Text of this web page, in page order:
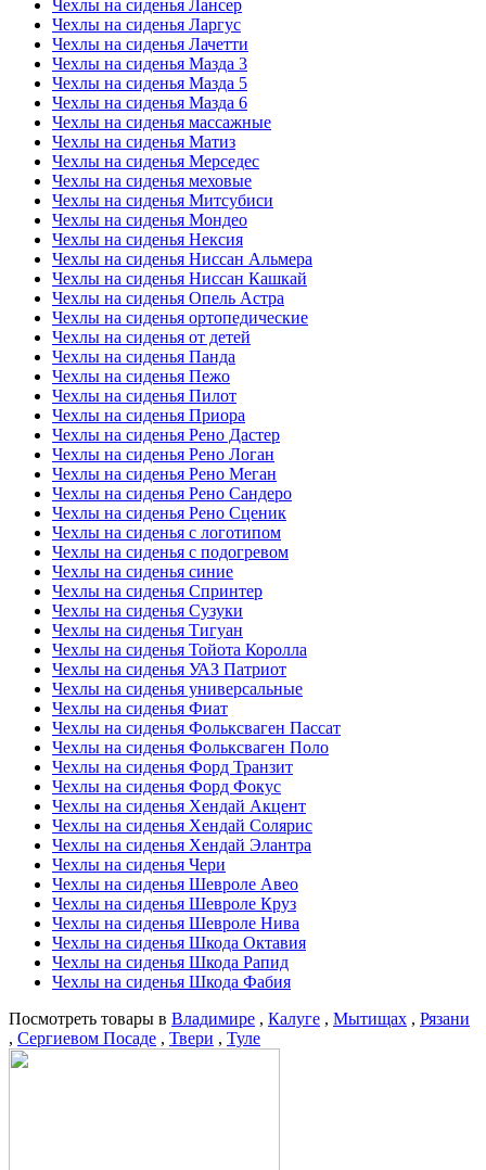
Чехлы на сиденья Лансер
Чехлы на сиденья Ларгус
Чехлы на сиденья Лачетти
Чехлы на сиденья Мазда 3
Чехлы на сиденья Мазда 5
Чехлы на сиденья Мазда 6
Чехлы на сиденья массажные
Чехлы на сиденья Матиз
Чехлы на сиденья Мерседес
Чехлы на сиденья меховые
Чехлы на сиденья Митсубиси
Чехлы на сиденья Мондео
Чехлы на сиденья Нексия
Чехлы на сиденья Ниссан Альмера
Чехлы на сиденья Ниссан Кашкай
Чехлы на сиденья Опель Астра
Чехлы на сиденья ортопедические
Чехлы на сиденья от детей
Чехлы на сиденья Панда
Чехлы на сиденья Пежо
Чехлы на сиденья Пилот
Чехлы на сиденья Приора
Чехлы на сиденья Рено Дастер
Чехлы на сиденья Рено Логан
Чехлы на сиденья Рено Меган
Чехлы на сиденья Рено Сандеро
Чехлы на сиденья Рено Сценик
Чехлы на сиденья с логотипом
Чехлы на сиденья с подогревом
Чехлы на сиденья синие
Чехлы на сиденья Спринтер
Чехлы на сиденья Сузуки
Чехлы на сиденья Тигуан
Чехлы на сиденья Тойота Королла
Чехлы на сиденья УАЗ Патриот
Чехлы на сиденья универсальные
Чехлы на сиденья Фиат
Чехлы на сиденья Фольксваген Пассат
Чехлы на сиденья Фольксваген Поло
Чехлы на сиденья Форд Транзит
Чехлы на сиденья Форд Фокус
Чехлы на сиденья Хендай Акцент
Чехлы на сиденья Хендай Солярис
Чехлы на сиденья Хендай Элантра
Чехлы на сиденья Чери
Чехлы на сиденья Шевроле Авео
Чехлы на сиденья Шевроле Круз
Чехлы на сиденья Шевроле Нива
Чехлы на сиденья Шкода Октавия
Чехлы на сиденья Шкода Рапид
Чехлы на сиденья Шкода Фабия
Посмотреть товары в Владимире , Калуге , Мытищах , Рязани
, Сергиевом Посаде , Твери , Туле